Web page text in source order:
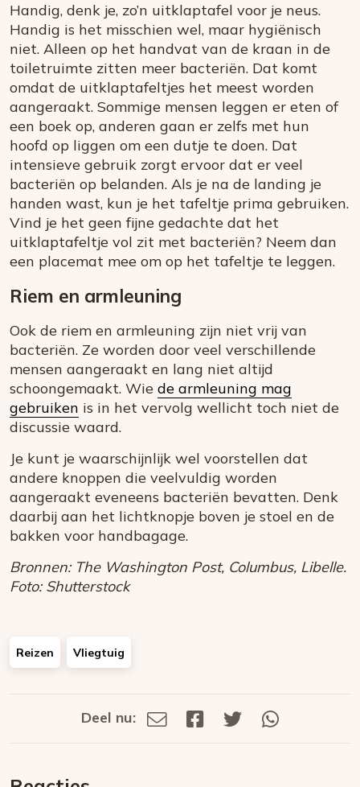
Handig, denk je, zo’n uitklaptafel voor je neus.
Handig is het misschien wel, maar hygiënisch
niet. Alleen op het handvat van de kraan in de
toiletruimte zitten meer bacteriën. Dat komt
omdat de uitklaptafeltjes het meest worden
aangeraakt. Sommige mensen leggen er eten of
een boek op, anderen gaan er zelfs met hun
hoofd op liggen om een dutje te doen. Dat
intensieve gebruik zorgt ervoor dat er veel
bacteriën op belanden. Als je na de landing je
handen wast, kun je het tafeltje prima gebruiken.
Vind je het geen fijne gedachte dat het
uitklaptafeltje vol zit met bacteriën? Neem dan
een placemat mee om op het tafeltje te leggen.
Riem en armleuning
Ook de riem en armleuning zijn niet vrij van
bacteriën. Ze worden door veel verschillende
mensen aangeraakt en lang niet altijd
schoongemaakt. Wie de armleuning mag
gebruiken is in het vervolg wellicht toch niet de
discussie waard.
Je kunt je waarschijnlijk wel voorstellen dat
andere knoppen die veelvuldig worden
aangeraakt eveneens bacteriën bevatten. Denk
daarbij aan het lichtknopje boven je stoel en de
bakken voor handbagage.
Bronnen: The Washington Post, Columbus, Libelle.
Foto: Shutterstock
Reizen Vliegtuig
Deel
Deel nu:
Deel
Deel
Deel